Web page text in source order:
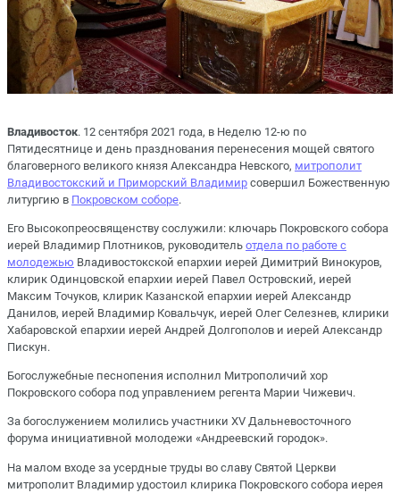
Владивосток. 12 сентября 2021 года, в Неделю 12-ю по
Пятидесятнице и день празднования перенесения мощей святого
благоверного великого князя Александра Невского, митрополит
Владивостокский и Приморский Владимир совершил Божественную
литургию в Покровском соборе.
Его Высокопреосвященству сослужили: ключарь Покровского собора
иерей Владимир Плотников, руководитель отдела по работе с
молодежью Владивостокской епархии иерей Димитрий Винокуров,
клирик Одинцовской епархии иерей Павел Островский, иерей
Максим Точуков, клирик Казанской епархии иерей Александр
Данилов, иерей Владимир Ковальчук, иерей Олег Селезнев, клирики
Хабаровской епархии иерей Андрей Долгополов и иерей Александр
Пискун.
Богослужебные песнопения исполнил Митрополичий хор
Покровского собора под управлением регента Марии Чижевич.
За богослужением молились участники XV Дальневосточного
форума инициативной молодежи «Андреевский городок».
На малом входе за усердные труды во славу Святой Церкви
митрополит Владимир удостоил клирика Покровского собора иерея